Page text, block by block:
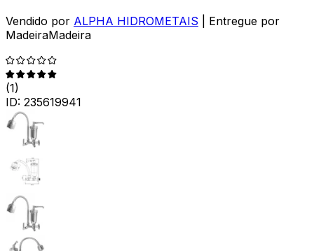
Vendido por ALPHA HIDROMETAIS
| Entregue por
MadeiraMadeira
(1)
ID: 235619941